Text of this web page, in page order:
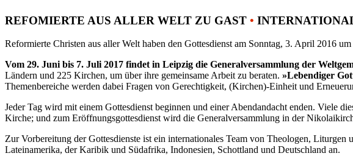
REFOMIERTE AUS ALLER WELT ZU GAST •
Reformierte Christen aus aller Welt haben den Gottesdienst am Sonntag, 3. April 2016
Vom 29. Juni bis 7. Juli 2017 findet in Leipzig die Generalversammlung der
Ländern und 225 Kirchen, um über ihre gemeinsame Arbeit zu beraten. »Lebendiger
Themenbereiche werden dabei Fragen von Gerechtigkeit, (Kirchen)-Einheit und
Jeder Tag wird mit einem Gottesdienst beginnen und einer Abendandacht enden. Viele
Kirche; und zum Eröffnungsgottesdienst wird die Generalversammlung in der
Zur Vorbereitung der Gottesdienste ist ein internationales Team von Theologen,
Lateinamerika, der Karibik und Südafrika, Indonesien, Schottland und Deutschland an.